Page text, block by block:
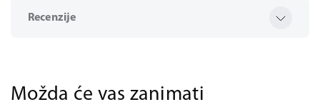
Recenzije
Možda će vas zanimati